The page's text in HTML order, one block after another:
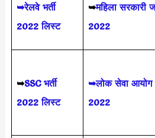
➥रेलवे भर्ती
2022 लिस्ट
➥महिला सरकारी
2022
➥SSC भर्ती
2022 लिस्ट
➥लोक सेवा आयोग
2022